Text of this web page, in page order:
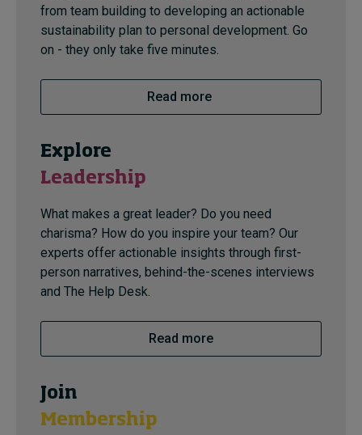
from team building to developing an actionable
sustainability plan to personal development. Go
on - they only take five minutes.
Read more
Explore
Leadership
What makes a great leader? Do you need
charisma? How do you inspire your team? Our
experts offer actionable insights through first-
person narratives, behind-the-scenes interviews
and The Help Desk.
Read more
Join
Membership